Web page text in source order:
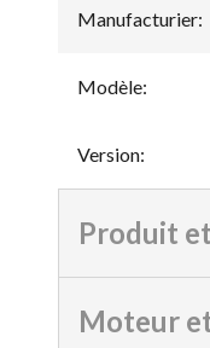
Manufacturier:
Modèle:
Version:
Produit
Moteur